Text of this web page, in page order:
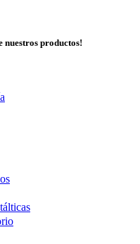
nuestros productos!